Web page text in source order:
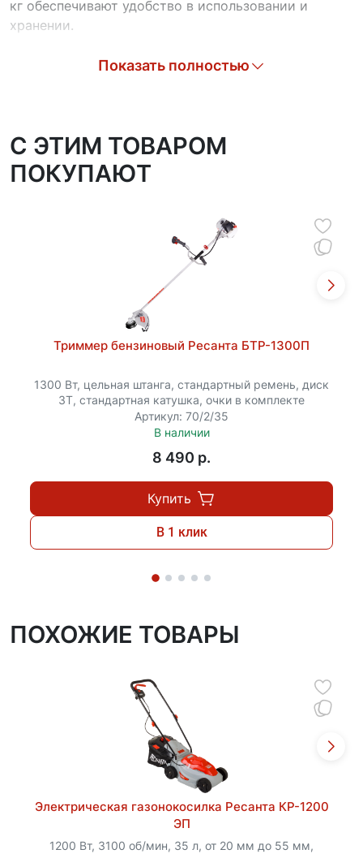
кг обеспечивают удобство в использовании и
хранении.
В отличие от бензиновых моделей, электрическая
является отсутствие вредных выхлопов и низкий
уровень шума. Рукоятка имеет телескопическую
направляющую и способна подстраиваться под
Показать полностью
C ЭТИМ ТОВАРОМ
ПОКУПАЮТ
Триммер бензиновый Ресанта БТР-1300П
1300 Вт, цельная штанга, стандартный ремень, диск
3Т, стандартная катушка, очки в комплекте
Артикул: 70/2/35
В наличии
8 490 p.
Купить
В 1 клик
ПОХОЖИЕ ТОВАРЫ
Электрическая газонокосилка Ресанта КР-1200
ЭП
1200 Вт, 3100 об/мин, 35 л, от 20 мм до 55 мм,